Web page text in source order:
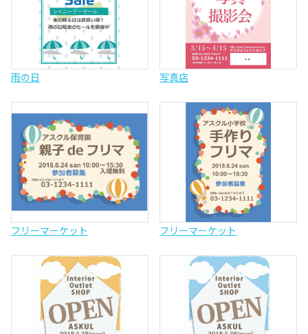
雨の日 写真店
フリーマーケット フリーマーケット